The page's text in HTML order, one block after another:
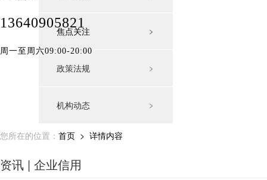
13640905821
周一至周六09:00-20:00
焦点关注 ﹥
政策法规 ﹥
机构动态 ﹥
您所在的位置： 首页 > 详情内容
资讯 | 企业信用